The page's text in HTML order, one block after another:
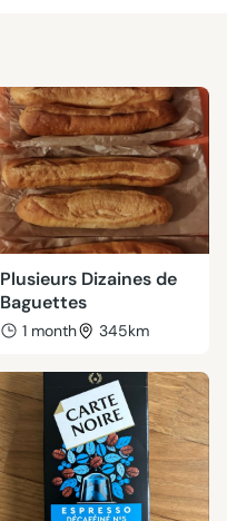
Plusieurs Dizaines de
Baguettes
1 month 345km